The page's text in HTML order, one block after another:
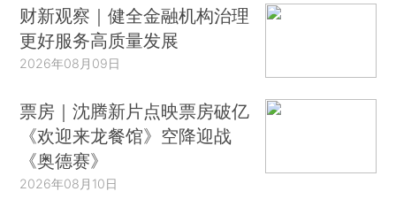
财新观察｜健全金融机构治理
更好服务高质量发展
2026年08月09日
票房｜沈腾新片点映票房破亿
《欢迎来龙餐馆》空降迎战
《奥德赛》
2026年08月10日